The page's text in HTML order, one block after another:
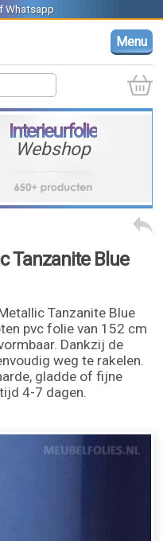
Whatsapp
Menu
Interieurfolie
Webshop
Tanzanite Blue
Tanzanite Blue
pvc folie van 152 cm
Dankzij de
weg te rakelen.
gladde of fijne
4-7 dagen.